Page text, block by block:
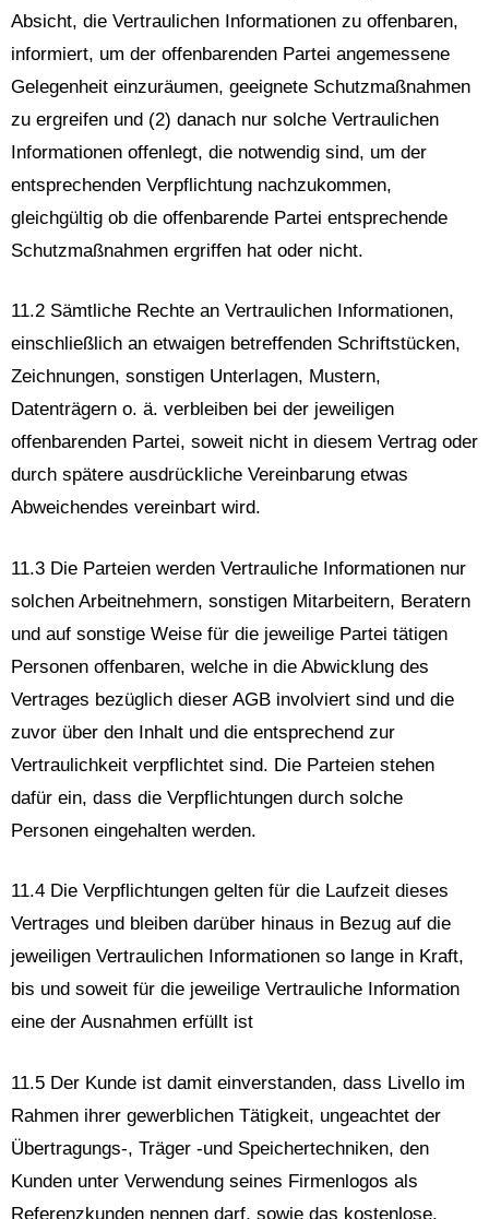
Absicht, die Vertraulichen Informationen zu offenbaren,
informiert, um der offenbarenden Partei angemessene
Gelegenheit einzuräumen, geeignete Schutzmaßnahmen
zu ergreifen und (2) danach nur solche Vertraulichen
Informationen offenlegt, die notwendig sind, um der
entsprechenden Verpflichtung nachzukommen,
gleichgültig ob die offenbarende Partei entsprechende
Schutzmaßnahmen ergriffen hat oder nicht.
11.2 Sämtliche Rechte an Vertraulichen Informationen,
einschließlich an etwaigen betreffenden Schriftstücken,
Zeichnungen, sonstigen Unterlagen, Mustern,
Datenträgern o. ä. verbleiben bei der jeweiligen
offenbarenden Partei, soweit nicht in diesem Vertrag oder
durch spätere ausdrückliche Vereinbarung etwas
Abweichendes vereinbart wird.
11.3 Die Parteien werden Vertrauliche Informationen nur
solchen Arbeitnehmern, sonstigen Mitarbeitern, Beratern
und auf sonstige Weise für die jeweilige Partei tätigen
Personen offenbaren, welche in die Abwicklung des
Vertrages bezüglich dieser AGB involviert sind und die
zuvor über den Inhalt und die entsprechend zur
Vertraulichkeit verpflichtet sind. Die Parteien stehen
dafür ein, dass die Verpflichtungen durch solche
Personen eingehalten werden.
11.4 Die Verpflichtungen gelten für die Laufzeit dieses
Vertrages und bleiben darüber hinaus in Bezug auf die
jeweiligen Vertraulichen Informationen so lange in Kraft,
bis und soweit für die jeweilige Vertrauliche Information
eine der Ausnahmen erfüllt ist
11.5 Der Kunde ist damit einverstanden, dass Livello im
Rahmen ihrer gewerblichen Tätigkeit, ungeachtet der
Übertragungs-, Träger -und Speichertechniken, den
Kunden unter Verwendung seines Firmenlogos als
Referenzkunden nennen darf, sowie das kostenlose,